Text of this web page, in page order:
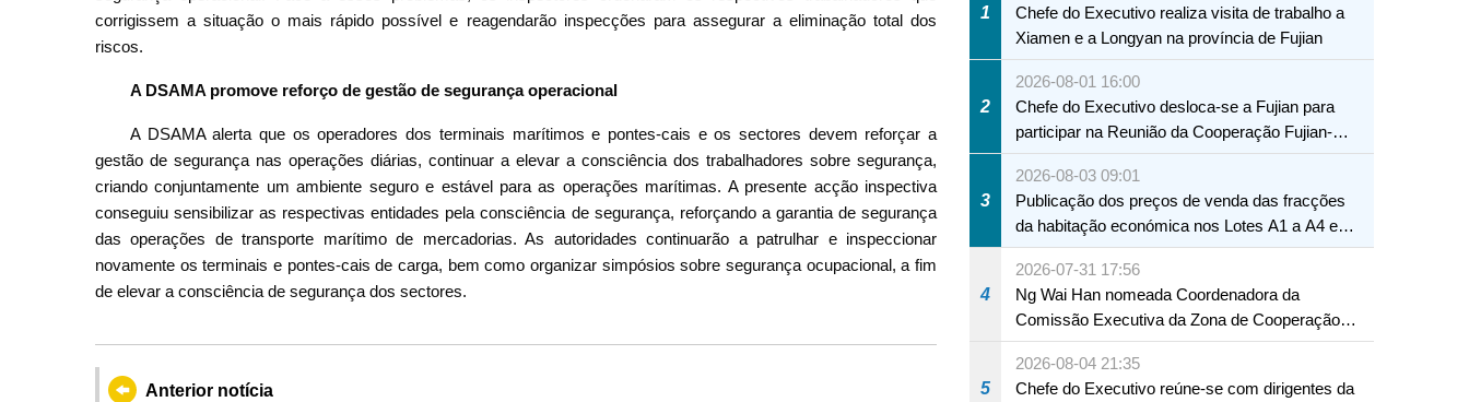
corrigissem a situação o mais rápido possível e reagendarão inspecções para assegurar a eliminação total dos
riscos.
A DSAMA promove reforço de gestão de segurança operacional
A DSAMA alerta que os operadores dos terminais marítimos e pontes-cais e os sectores devem reforçar a
gestão de segurança nas operações diárias, continuar a elevar a consciência dos trabalhadores sobre segurança,
criando conjuntamente um ambiente seguro e estável para as operações marítimas. A presente acção inspectiva
conseguiu sensibilizar as respectivas entidades pela consciência de segurança, reforçando a garantia de segurança
das operações de transporte marítimo de mercadorias. As autoridades continuarão a patrulhar e inspeccionar
novamente os terminais e pontes-cais de carga, bem como organizar simpósios sobre segurança ocupacional, a fim
de elevar a consciência de segurança dos sectores.
Anterior notícia
1
Chefe do Executivo realiza visita de trabalho a
Xiamen e a Longyan na província de Fujian
2
2026-08-01 16:00
Chefe do Executivo desloca-se a Fujian para
participar na Reunião da Cooperação Fujian-
Macau
3
2026-08-03 09:01
Publicação dos preços de venda das fracções
da habitação económica nos Lotes A1 a A4 e
A12 da Zona A dos Novos Aterros
4
2026-07-31 17:56
Ng Wai Han nomeada Coordenadora da
Comissão Executiva da Zona de Cooperação
Aprofundada entre Guangdong e Macau em
Hengqin
5
2026-08-04 21:35
Chefe do Executivo reúne-se com dirigentes da